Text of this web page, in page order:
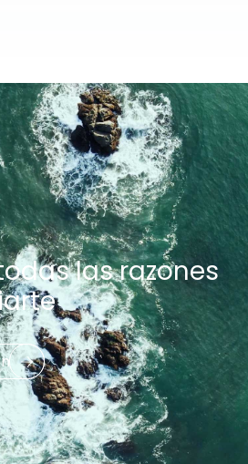
las razones